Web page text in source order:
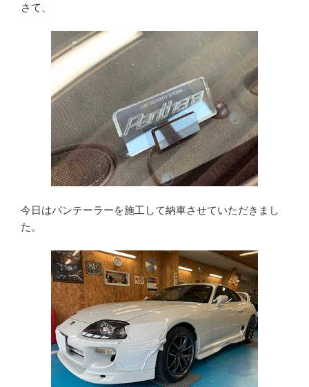
さて、
今日はパンテーラーを施工して納車させていただきまし
た。